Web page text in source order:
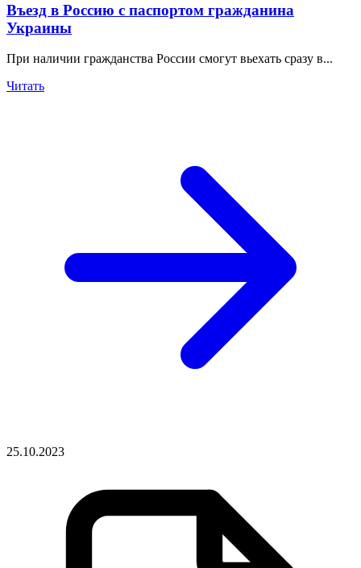
Въезд в Россию с паспортом гражданина
Украины
При наличии гражданства России смогут вьехать сразу в...
Читать
25.10.2023